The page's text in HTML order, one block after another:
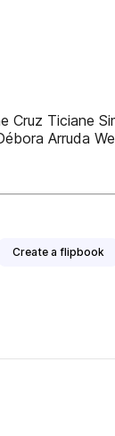
Ticiane
Arruda
Create a flipbook